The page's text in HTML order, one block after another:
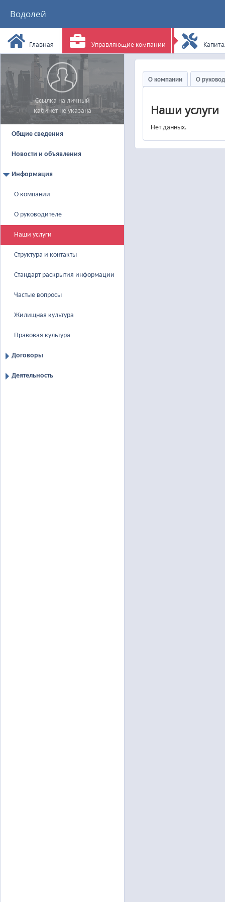
Водолей
Главная Управляющие компании
Ссылка на личный
кабинет не указана
Общие сведения
Новости и объявления
Информация
О компании
О руководителе
Наши услуги
Структура и контакты
Стандарт раскрытия информации
Частые вопросы
Жилищная культура
Правовая культура
Договоры
Деятельность
О компании О
Наши услуги
Нет данных.